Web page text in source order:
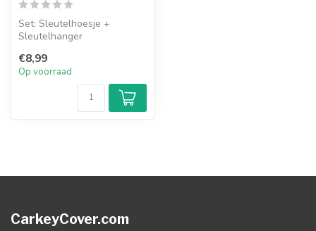
Set: Sleutelhoesje +
Sleutelhanger
€8,99
Op voorraad
CarkeyCover.com